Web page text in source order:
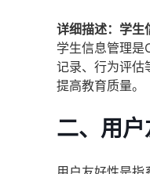
详细描述：学生
学生信息管理是
记录、行为评估
提高教育质量。
二、用